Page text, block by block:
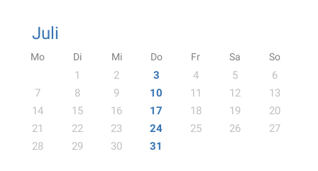
Juli
Mo Di Mi Do Fr Sa So
1 2 3 4 5
6
7
8 9 10 11 12
13
14
15 16 17 18 19
20
21
22 23 24 25 26
27
28
29 30 31